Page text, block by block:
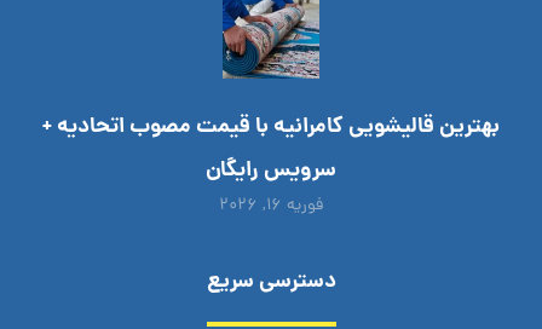
بهترین قالیشویی کامرانیه با قیمت مصوب اتحادیه +
سرویس رایگان
فوریه ۱۶, ۲۰۲۶
دسترسی سریع